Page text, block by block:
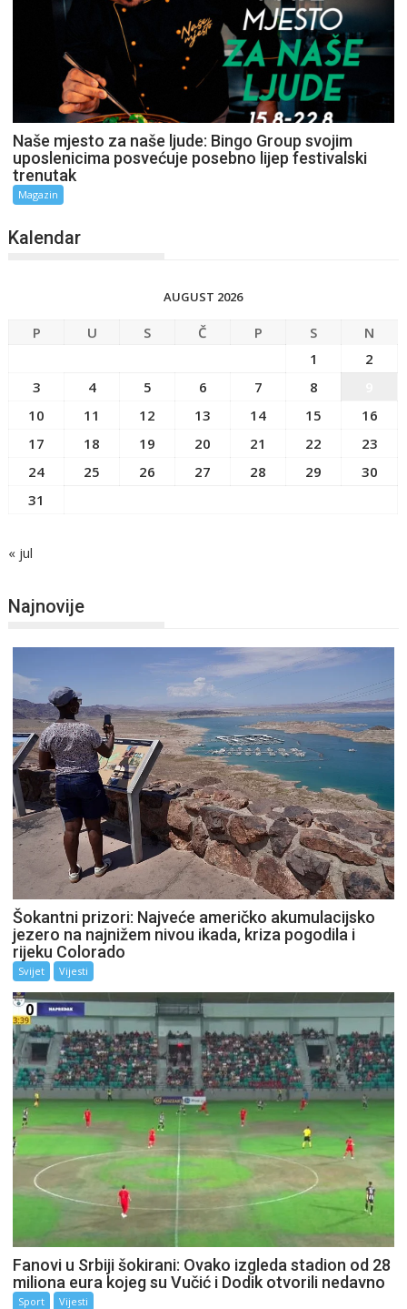
Naše mjesto za naše ljude: Bingo Group svojim
uposlenicima posvećuje posebno lijep festivalski
trenutak
Magazin
Kalendar
AUGUST 2026
P U S Č P S
N
1
2
3
4 5 6 7 8
10
11 12 13 14 15
16
17
18 19 20 21 22
23
24
25 26 27 28 29
30
31
« jul
Najnovije
Šokantni prizori: Najveće američko akumulacijsko
jezero na najnižem nivou ikada, kriza pogodila i
rijeku Colorado
Svijet Vijesti
Fanovi u Srbiji šokirani: Ovako izgleda stadion od 28
miliona eura kojeg su Vučić i Dodik otvorili nedavno
Sport Vijesti